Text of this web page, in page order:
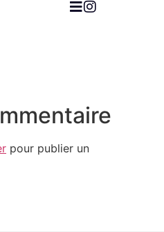
pour publier un